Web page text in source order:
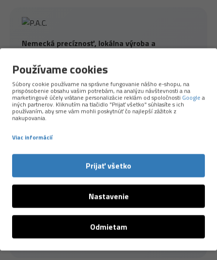
Nemecká precíznosť, lokálna výroba a
ZnačkaP.A.C.patrí medzi špičku v oblasti funkčných
doplnkov pre šport a outdoor. Väčšinu produktov si
vyrábajú samiv Nemecku vo svojej zelenej
továrni, kde majú pod kontrolou kvalitu, použité
materiály aj etické spracovanie. P.A.C. stavia na
moderných technológiách, komforte a dlhej
recyklovaný polyester, merino vlnu
odpovedných zdrojov a ďalšie materiály s nižšou
ekologickou stopou. Ich produkty sú ľahké, priedušné,
príjemné na pokožke a spoľahlivo fungujú pri behu,
turistike aj každodennom nosení.
Používame cookies
Súbory cookie používame na správne fungovanie nášho e-shopu, na
prispôsobenie obsahu vašim potrebám, na analýzu návštevnosti a na
marketingové účely vrátane personalizácie reklám od spoločnosti Google a
iných partnerov. Kliknutím na tlačidlo "Prijať všetko" súhlasíte s ich
používaním, aby sme vám mohli poskytnúť čo najlepší zážitok z
nakupovania.
Viac informácií
Prijať všetko
Nastavenie
Odmietam